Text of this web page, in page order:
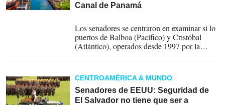
Canal de Panamá
Los senadores se centraron en examinar si lo
puertos de Balboa (Pacífico) y Cristóbal
(Atlántico), operados desde 1997 por la
Holdings, están bajo la influencia del Partido
Comunista Chino.
CENTROAMÉRICA & MUNDO
Senadores de EEUU: Seguridad de
El Salvador no tiene que ser a